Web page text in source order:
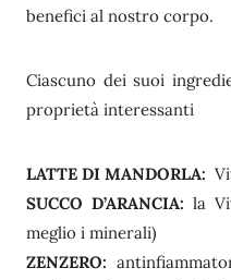
benefici al nostro corpo.
Ciascuno dei suoi
proprietà interessanti
LATTE DI MANDORLA:
SUCCO D’ARANCIA: la
meglio i minerali)
ZENZERO: